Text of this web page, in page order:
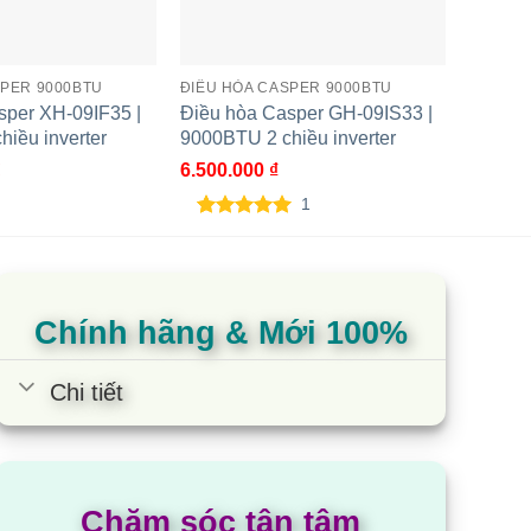
nơi có khí hậu khắc nghiệt, nhiều bụi bẩn, khu
. Với môi chất này giúp hiệu suất làm lạnh cao
9000BTU
XH-09IF35 |
inverter
ĐIỀU HÒA CASPER 9000BTU
Điều hòa Casper GH-09IS33 |
9000BTU 2 chiều inverter
6.500.000 ₫
1
Chính hãng & Mới 100%
Chi tiết
Chăm sóc tận tâm